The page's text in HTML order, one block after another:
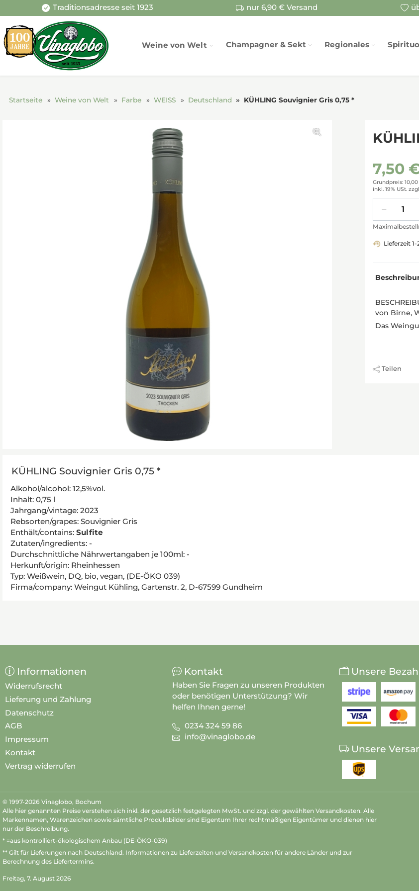
Traditionsadresse seit 1923 nur 6,90 € Versand
Weine von Welt Champagner & Sekt Regionales
Startseite Weine von Welt Farbe WEISS Deutschland KÜHLING Souvignier Gris 0,75 *
7,50
Grundpreis:
inkl. 19% USt.
Lieferzeit 1-
von Birne,
Das
Teilen
KÜHLING Souvignier Gris 0,75 *
Alkohol/alcohol: 12,5%vol.
Inhalt: 0,75 l
Jahrgang/vintage: 2023
Rebsorten/grapes: Souvignier Gris
Enthält/contains: Sulfite
Zutaten/ingredients: -
Durchschnittliche Nährwertangaben je 100ml: -
Herkunft/origin: Rheinhessen
Typ: Weißwein, DQ, bio, vegan, (DE-ÖKO 039)
Firma/company: Weingut Kühling, Gartenstr. 2, D-67599 Gundheim
Informationen
Widerrufsrecht
Lieferung und Zahlung
Datenschutz
AGB
Impressum
Kontakt
Vertrag widerrufen
Kontakt
Haben Sie Fragen zu unseren Produkten
oder benötigen Unterstützung? Wir
helfen Ihnen gerne!
0234 324 59 86
info@vinaglobo.de
Unsere
Unsere
© 1997-2026 Vinaglobo, Bochum
Alle hier genannten Preise verstehen sich inkl. der gesetzlich festgelegten MwSt. und zzgl. der gewählten Versandkosten. Alle
Markennamen, Warenzeichen sowie sämtliche Produktbilder sind Eigentum Ihrer rechtmäßigen Eigentümer und dienen hier
nur der Beschreibung.
* =aus kontrolliert-ökologischem Anbau (DE-ÖKO-039)
** Gilt für Lieferungen nach Deutschland. Informationen zu Lieferzeiten und Versandkosten für andere Länder und zur
Berechnung des Liefertermins.
Freitag, 7. August 2026